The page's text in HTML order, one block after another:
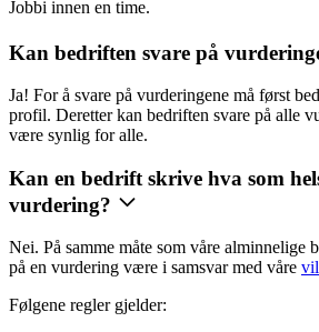
Jobbi innen en time.
Kan bedriften svare på
Ja! For å svare på vurderingene må først
profil. Deretter kan bedriften svare på alle
være synlig for alle.
Kan en bedrift skrive hva som
vurdering?
Nei. På samme måte som våre alminnelige
på en vurdering være i samsvar med våre
Følgene regler gjelder: